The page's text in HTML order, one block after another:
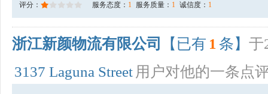
评分： 服务态度： 1 服务质量： 1 诚信度： 1
浙江新颜物流有限公司 【已有 1 条】 于
3137 Laguna Street 用户对他的一条点